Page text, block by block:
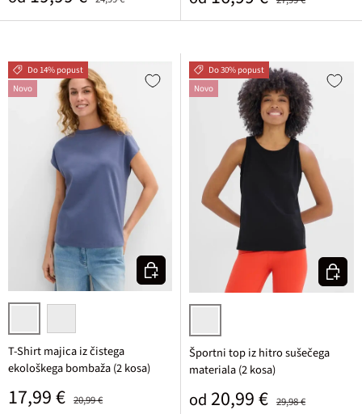
Do 14% popust
Novo
indigo/črnarozasta/bela
T-Shirt majica iz čistega
ekološkega bombaža (2 kosa)
Prodajna cena
17,99 € 20,99 €
Izberi varianto
Do 30% popust
Novo
črna + ognjeno rdeča
Športni top iz hitro sušečega
materiala (2 kosa)
Prodajna cena
od 20,99 € 29,98 €
Izberi